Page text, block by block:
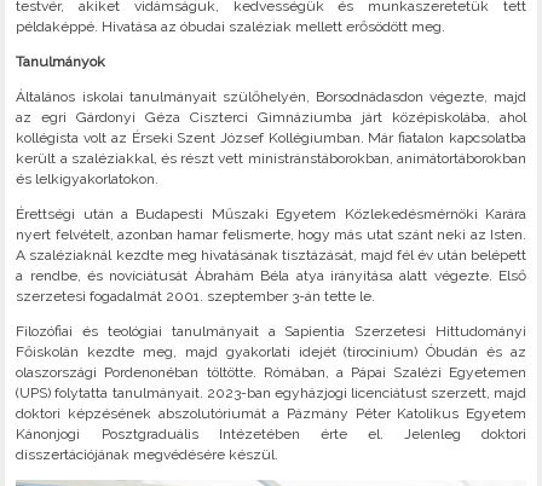
testvér, akiket vidámságuk, kedvességük és munkaszeretetük tett
példaképpé. Hivatása az óbudai szaléziak mellett erősödött meg.
Tanulmányok
Általános iskolai tanulmányait szülőhelyén, Borsodnádasdon végezte, majd
az egri Gárdonyi Géza Ciszterci Gimnáziumba járt középiskolába, ahol
kollégista volt az Érseki Szent József Kollégiumban. Már fiatalon kapcsolatba
került a szaléziakkal, és részt vett ministránstáborokban, animátortáborokban
és lelkigyakorlatokon.
Érettségi után a Budapesti Műszaki Egyetem Közlekedésmérnöki Karára
nyert felvételt, azonban hamar felismerte, hogy más utat szánt neki az Isten.
A szaléziaknál kezdte meg hivatásának tisztázását, majd fél év után belépett
a rendbe, és novíciátusát Ábrahám Béla atya irányítása alatt végezte. Első
szerzetesi fogadalmát 2001. szeptember 3-án tette le.
Filozófiai és teológiai tanulmányait a Sapientia Szerzetesi Hittudományi
Főiskolán kezdte meg, majd gyakorlati idejét (tirocínium) Óbudán és az
olaszországi Pordenonéban töltötte. Rómában, a Pápai Szalézi Egyetemen
(UPS) folytatta tanulmányait. 2023-ban egyházjogi licenciátust szerzett, majd
doktori képzésének abszolutóriumát a Pázmány Péter Katolikus Egyetem
Kánonjogi Posztgraduális Intézetében érte el. Jelenleg doktori
disszertációjának megvédésére készül.